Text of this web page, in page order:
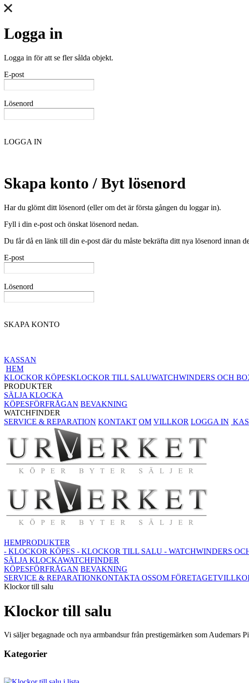
Logga in
Logga in för att se fler sålda objekt.
E-post
Lösenord
LOGGA IN
Skapa konto / Byt lösenord
Har du glömt ditt lösenord (eller om det är första gången du loggar in).
Fyll i din e-post och önskat lösenord nedan.
Du får då en länk till din e-post där du måste bekräfta ditt nya lösenord innan
E-post
Lösenord
SKAPA KONTO
KASSAN
HEM
KLOCKOR KÖPESKLOCKOR TILL SALUWATCHWINDERS OCH
PRODUKTER
SÄLJA KLOCKA
KÖPESFÖRFRÅGAN BEVAKNING
WATCHFINDER
SERVICE & REPARATION KONTAKT OM VILLKOR LOGGA IN
HEMPRODUKTER
- KLOCKOR KÖPES - KLOCKOR TILL SALU - WATCHWINDERS
SÄLJA KLOCKAWATCHFINDER
KÖPESFÖRFRÅGAN BEVAKNING
SERVICE & REPARATIONKONTAKTA OSSOM FÖRETAGET
Klockor till salu
Klockor till salu
Vi säljer begagnade och nya armbandsur från prestigemärken som
Kategorier